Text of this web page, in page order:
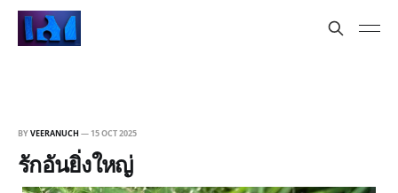
BYVEERANUCH — 15 OCT 2025
รักอันยิ่งใหญ่